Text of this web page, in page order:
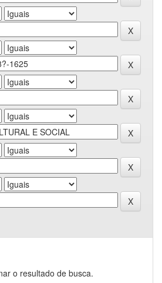
o resultado de busca.